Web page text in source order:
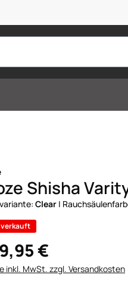
Shisha
Clear |
€
inkl. MwSt. zzgl. Versandkosten